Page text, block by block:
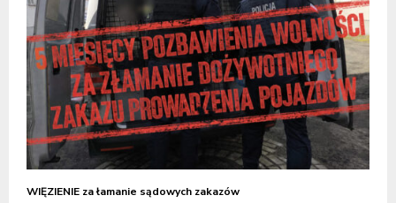
WIĘZIENIE za łamanie sądowych zakazów